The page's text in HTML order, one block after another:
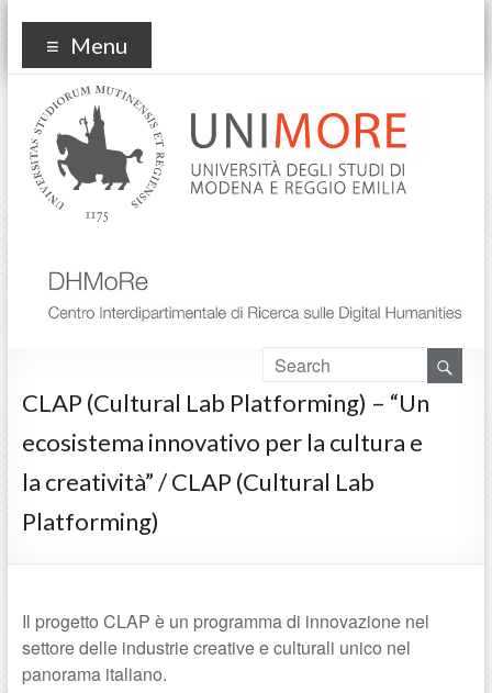
DHmore
Menu
CLAP (Cultural Lab Platforming) – “Un
ecosistema innovativo per la cultura e
la creatività” / CLAP (Cultural Lab
Platforming)
Il progetto CLAP è un programma di innovazione nel
settore delle industrie creative e culturali unico nel
panorama italiano.